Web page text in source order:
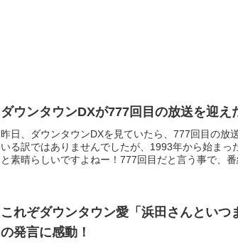
ダウンタウンDXが777回目の放送を迎え
昨日、ダウンタウンDXを見ていたら、777回目の放
いる訳ではありませんでしたが、1993年から始ま
と素晴らしいですよねー！777回目だと言う事で、番
これぞダウンタウン愛「浜田さんといつ
の発言に感動！